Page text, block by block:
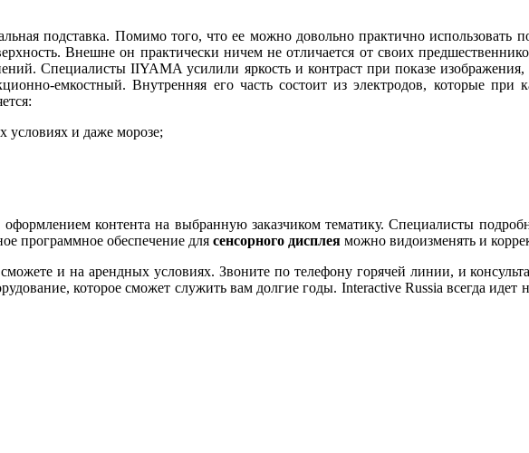
подставка. Помимо того, что ее можно довольно практично использовать
Внешне он практически ничем не отличается от своих
Специалисты IIYAMA усилили яркость и контраст при показе
емкостный. Внутренняя его часть состоит из электродов, которые
условиях и даже морозе;
контента на выбранную заказчиком тематику. Специалисты
программное обеспечение для сенсорного дисплея можно видоизменять и
и на арендных условиях. Звоните по телефону горячей линии, и
которое сможет служить вам долгие годы. Interactive Russia всегда идет